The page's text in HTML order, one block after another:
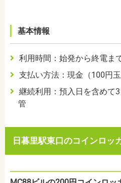
基本情報
利用時間：始発から終電ま
支払い方法：現金（100円玉
継続利用：預入日を含めて
管
日暮里駅東口のコインロッ